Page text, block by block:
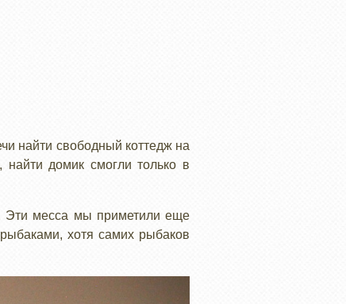
найти свободный коттедж на
домик смогли только в
Эти месса мы приметили еще
хотя самих рыбаков